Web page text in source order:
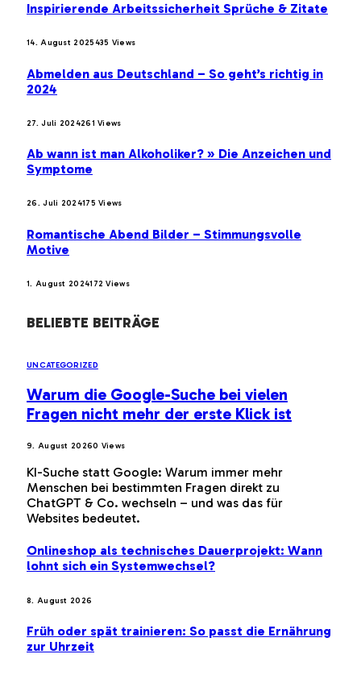
Inspirierende Arbeitssicherheit Sprüche & Zitate
14. August 2025435 Views
Abmelden aus Deutschland – So geht’s richtig in
2024
27. Juli 2024261Views
Ab wann ist man Alkoholiker? » Die Anzeichen und
Symptome
26. Juli 2024175Views
Romantische Abend Bilder – Stimmungsvolle
Motive
1. August 2024172Views
BELIEBTE BEITRÄGE
UNCATEGORIZED
Warum die Google-Suche bei vielen
Fragen nicht mehr der erste Klick ist
9. August 20260 Views
KI-Suche statt Google: Warum immer mehr
Menschen bei bestimmten Fragen direkt zu
ChatGPT & Co. wechseln – und was das für
Websites bedeutet.
Onlineshop als technisches Dauerprojekt: Wann
lohnt sich ein Systemwechsel?
8. August 2026
Früh oder spät trainieren: So passt die Ernährung
zur Uhrzeit